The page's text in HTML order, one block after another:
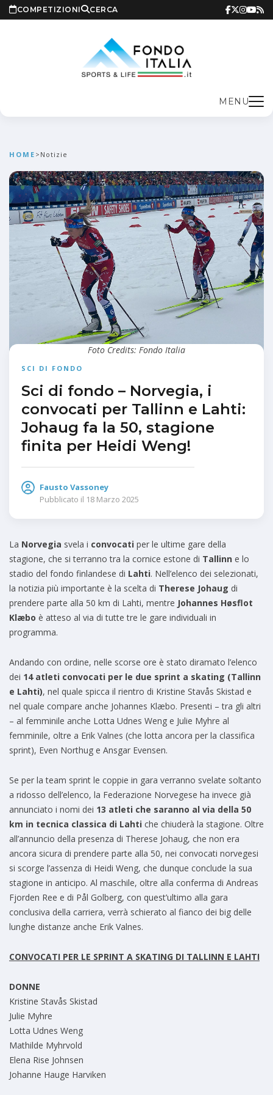
COMPETIZIONI CERCA
MENU
HOME > Notizie
SCI DI FONDO
Sci di fondo – Norvegia, i
convocati per Tallinn e Lahti:
Johaug fa la 50, stagione
finita per Heidi Weng!
Fausto Vassoney
Pubblicato il 18 Marzo 2025
Foto Credits: Fondo Italia
La Norvegia svela i convocati per le ultime gare della
stagione, che si terranno tra la cornice estone di Tallinn e lo
stadio del fondo finlandese di Lahti. Nell’elenco dei selezionati,
la notizia più importante è la scelta di Therese Johaug di
prendere parte alla 50 km di Lahti, mentre Johannes Høsflot
Klæbo è atteso al via di tutte tre le gare individuali in
programma.
Andando con ordine, nelle scorse ore è stato diramato l’elenco
dei 14 atleti convocati per le due sprint a skating (Tallinn
e Lahti), nel quale spicca il rientro di Kristine Stavås Skistad e
nel quale compare anche Johannes Klæbo. Presenti – tra gli altri
– al femminile anche Lotta Udnes Weng e Julie Myhre al
femminile, oltre a Erik Valnes (che lotta ancora per la classifica
sprint), Even Northug e Ansgar Evensen.
Se per la team sprint le coppie in gara verranno svelate soltanto
a ridosso dell’elenco, la Federazione Norvegese ha invece già
annunciato i nomi dei 13 atleti che saranno al via della 50
km in tecnica classica di Lahti che chiuderà la stagione. Oltre
all’annuncio della presenza di Therese Johaug, che non era
ancora sicura di prendere parte alla 50, nei convocati norvegesi
si scorge l’assenza di Heidi Weng, che dunque conclude la sua
stagione in anticipo. Al maschile, oltre alla conferma di Andreas
Fjorden Ree e di Pål Golberg, con quest’ultimo alla gara
conclusiva della carriera, verrà schierato al fianco dei big delle
lunghe distanze anche Erik Valnes.
CONVOCATI PER LE SPRINT A SKATING DI TALLINN E LAHTI
DONNE
Kristine Stavås Skistad
Julie Myhre
Lotta Udnes Weng
Mathilde Myhrvold
Elena Rise Johnsen
Johanne Hauge Harviken